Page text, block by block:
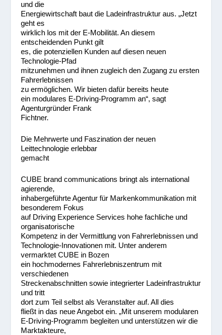
und die
Energiewirtschaft baut die Ladeinfrastruktur aus. „Jetzt
geht es
wirklich los mit der E-Mobilität. An diesem
entscheidenden Punkt gilt
es, die potenziellen Kunden auf diesen neuen
Technologie-Pfad
mitzunehmen und ihnen zugleich den Zugang zu ersten
Fahrerlebnissen
zu ermöglichen. Wir bieten dafür bereits heute
ein modulares E-Driving-Programm an“, sagt
Agenturgründer Frank
Fichtner.
Die Mehrwerte und Faszination der neuen
Leittechnologie erlebbar
gemacht
CUBE brand communications bringt als international
agierende,
inhabergeführte Agentur für Markenkommunikation mit
besonderem Fokus
auf Driving Experience Services hohe fachliche und
organisatorische
Kompetenz in der Vermittlung von Fahrerlebnissen und
Technologie-Innovationen mit. Unter anderem
vermarktet CUBE in Bozen
ein hochmodernes Fahrerlebniszentrum mit
verschiedenen
Streckenabschnitten sowie integrierter Ladeinfrastruktur
und tritt
dort zum Teil selbst als Veranstalter auf. All dies
fließt in das neue Angebot ein. „Mit unserem modularen
E-Driving-Programm begleiten und unterstützen wir die
Marktakteure,